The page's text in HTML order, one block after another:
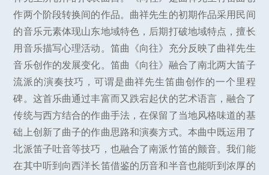
作两个阶段转换间的作品。曲祥先生的初期作品采用民间
的音乐元素体现山东地域特色，后期打破地域特点，擅长
用音乐描写心理活动。笛曲《向往》充分反映了曲祥先生
音乐创作的发展变化。笛曲《向往》融合了南北两大笛子
流派的演奏技巧，可谓是曲祥先生笛曲创作的一个里程
碑。这首乐曲通过丰富而又跌宕起伏的艺术语言，融合了
传统与西方结合的作曲手法，在保留了当地风格味道的基
础上创新了曲子的作曲思路和演奏方式。本曲中既运用了
北派笛子吐音等技巧，也融合了南派竹笛的颤音。我们能
在其中听到向西洋长笛借鉴的历音和半音也能听到浓厚的